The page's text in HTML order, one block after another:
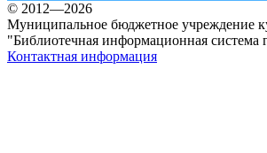
© 2012—2026
Муниципальное бюджетное учреждение
"Библиотечная информационная система
Контактная информация